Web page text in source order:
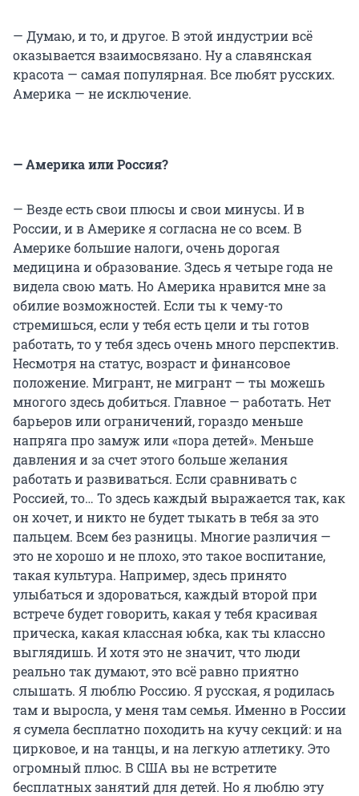
— Думаю, и то, и другое. В этой индустрии всё
оказывается взаимосвязано. Ну а славянская
красота — самая популярная. Все любят русских.
Америка — не исключение.
— Америка или Россия?
— Везде есть свои плюсы и свои минусы. И в
России, и в Америке я согласна не со всем. В
Америке большие налоги, очень дорогая
медицина и образование. Здесь я четыре года не
видела свою мать. Но Америка нравится мне за
обилие возможностей. Если ты к чему-то
стремишься, если у тебя есть цели и ты готов
работать, то у тебя здесь очень много перспектив.
Несмотря на статус, возраст и финансовое
положение. Мигрант, не мигрант — ты можешь
многого здесь добиться. Главное — работать. Нет
барьеров или ограничений, гораздо меньше
напряга про замуж или «пора детей». Меньше
давления и за счет этого больше желания
работать и развиваться. Если сравнивать с
Россией, то… То здесь каждый выражается так, как
он хочет, и никто не будет тыкать в тебя за это
пальцем. Всем без разницы. Многие различия —
это не хорошо и не плохо, это такое воспитание,
такая культура. Например, здесь принято
улыбаться и здороваться, каждый второй при
встрече будет говорить, какая у тебя красивая
прическа, какая классная юбка, как ты классно
выглядишь. И хотя это не значит, что люди
реально так думают, это всё равно приятно
слышать. Я люблю Россию. Я русская, я родилась
там и выросла, у меня там семья. Именно в России
я сумела бесплатно походить на кучу секций: и на
цирковое, и на танцы, и на легкую атлетику. Это
огромный плюс. В США вы не встретите
бесплатных занятий для детей. Но я люблю эту